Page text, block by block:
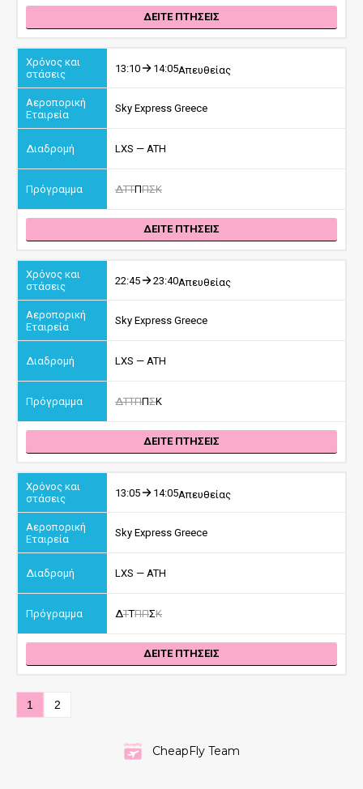
ΔΕΙΤΕ ΠΤΗΣΕΙΣ
13:10 14:05Απευθείας
Sky Express Greece
LXS — ATH
ΔΤΤΠΠΣΚ
ΔΕΙΤΕ ΠΤΗΣΕΙΣ
22:45 23:40Απευθείας
Sky Express Greece
LXS — ATH
ΔΤΤΠΠΣΚ
ΔΕΙΤΕ ΠΤΗΣΕΙΣ
13:05 14:05Απευθείας
Sky Express Greece
LXS — ATH
ΔΤΤΠΠΣΚ
ΔΕΙΤΕ ΠΤΗΣΕΙΣ
1 2
CheapFly Team